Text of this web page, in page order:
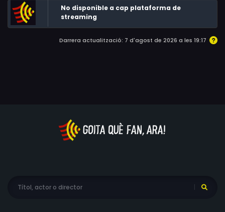
es veurà implicat en els conflictes entre ecologistes i
treballadors del sector forestal, i encetarà una peculiar
relació amb la dona i els fills d'un activista desaparegut
a les muntanyes.
No disponible a cap plataforma de
streaming
Darrera actualització: 7 d'agost de 2026 a les 19:17